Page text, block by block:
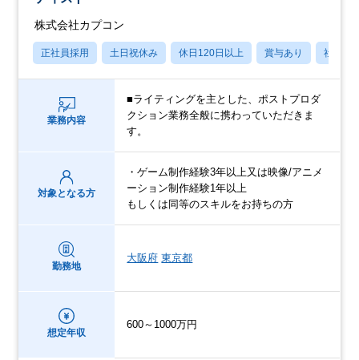
株式会社カプコン
正社員採用 土日祝休み 休日120日以上 賞与あり 社宅・
業務内容
■ライティングを主とした、ポストプロダ
クション業務全般に携わっていただきま
す。
対象となる方
・ゲーム制作経験3年以上又は映像/アニメ
ーション制作経験1年以上
もしくは同等のスキルをお持ちの方
勤務地
大阪府 東京都
想定年収
600～1000万円